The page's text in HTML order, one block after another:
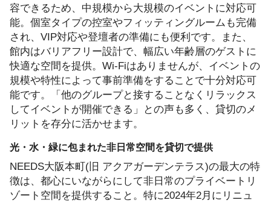
容できるため、中規模から大規模のイベントに対応可
能。個室タイプの控室やフィッティングルームも完備
され、VIP対応や登壇者の準備にも便利です。また、
館内はバリアフリー設計で、幅広い年齢層のゲストに
快適な空間を提供。Wi-Fiはありませんが、イベントの
規模や特性によって事前準備をすることで十分対応可
能です。「他のグループと接することなくリラックス
してイベントが開催できる」との声も多く、貸切のメ
リットを存分に活かせます。
光・水・緑に包まれた非日常空間を貸切で提供
NEEDS大阪本町(旧 アクアガーデンテラス)の最大の特
徴は、都心にいながらにして非日常のプライベートリ
ゾート空間を提供すること。特に2024年2月にリニュ